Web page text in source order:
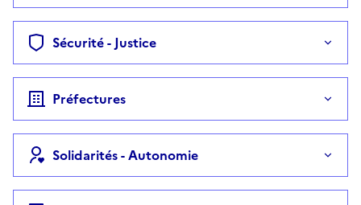
Sécurité - Justice
Préfectures
Solidarités - Autonomie